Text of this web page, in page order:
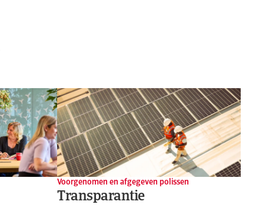
Voorgenomen en afgegeven polissen
Transparantie